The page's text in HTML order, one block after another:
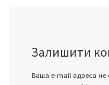
Залишити
Ваша e-mail адреса